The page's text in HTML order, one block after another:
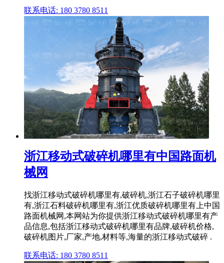
联系电话: 180 3780 8511
浙江移动式破碎机哪里有中国路面机
械网
找浙江移动式破碎机哪里有,破碎机,浙江石子破碎机哪里
有,浙江石料破碎机哪里有,浙江优质破碎机哪里有上中国
路面机械网,本网站为你提供浙江移动式破碎机哪里有产
品信息,包括浙江移动式破碎机哪里有品牌,破碎机价格,
破碎机图片,厂家,产地,材料等,海量的浙江移动式破碎 .
联系电话: 180 3780 8511